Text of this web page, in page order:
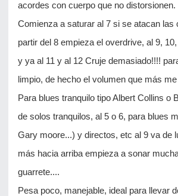
acordes con cuerpo que no distorsionen.
Comienza a saturar al 7 si se atacan las
partir del 8 empieza el overdrive, al 9,
y ya al 11 y al 12 Cruje demasiado!!!!
limpio, de hecho el volumen que más
Para blues tranquilo tipo Albert Collins o
de solos tranquilos, al 5 o 6, para blues
Gary moore...) y directos, etc al 9 va de
más hacia arriba empieza a sonar
guarrete....
Pesa poco, manejable, ideal para llevar